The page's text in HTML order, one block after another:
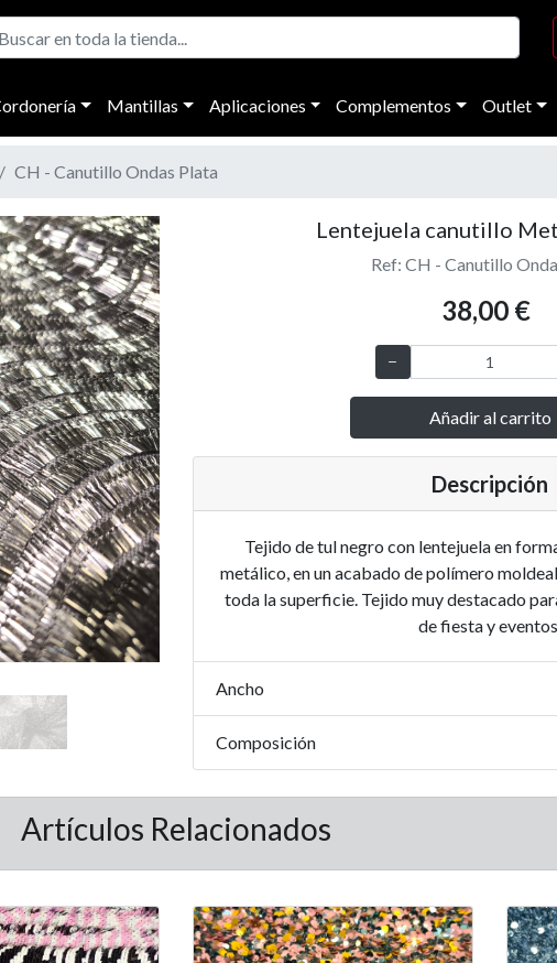
Mantillas Aplicaciones Complementos Outlet
CH - Canutillo Ondas Plata
Next
Lentejuela canutillo
Ref: CH - Canutillo
38,00 €
Añadir al carrito
Descripción
Tejido de tul negro con lentejuela en
metálico, en un acabado de polímero
toda la superficie. Tejido muy destacado
de fiesta y
Ancho
Composición
Artículos Relacionados